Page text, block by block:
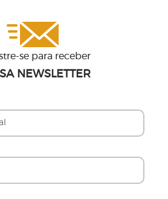
se para receber
NEWSLETTER